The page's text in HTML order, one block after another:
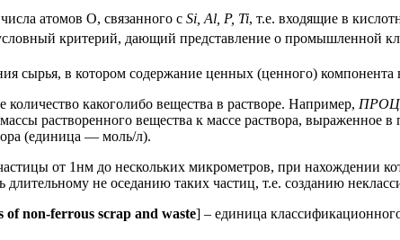
атомов O, связанного с Si, Al, P, Ti, т.е. входящие в
критерий, дающий представление о промышленной
сырья, в котором содержание ценных (ценного)
какоголибо вещества в растворе. Например,
растворенного вещества к массе раствора, выраженное в
(единица — моль/л).
от 1нм до нескольких микрометров, при нахождении
не оседанию таких частиц, т.е. созданию
of non-ferrous scrap and waste] – единица